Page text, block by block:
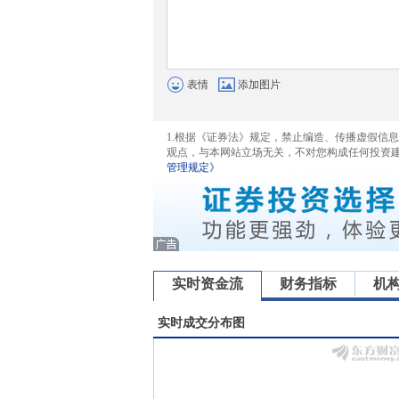
表情 添加图片
1.根据《证券法》规定，禁止编造、传播虚假信
观点，与本网站立场无关，不对您构成任何投资
管理规定》
实时资金流 财务指标 机
实时成交分布图